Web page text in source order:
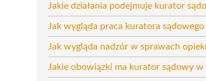
Jakie działania podejmuje kurator
Jak wygląda praca kuratora
Jak wygląda nadzór w sprawach
Jakie obowiązki ma kurator sądowy w